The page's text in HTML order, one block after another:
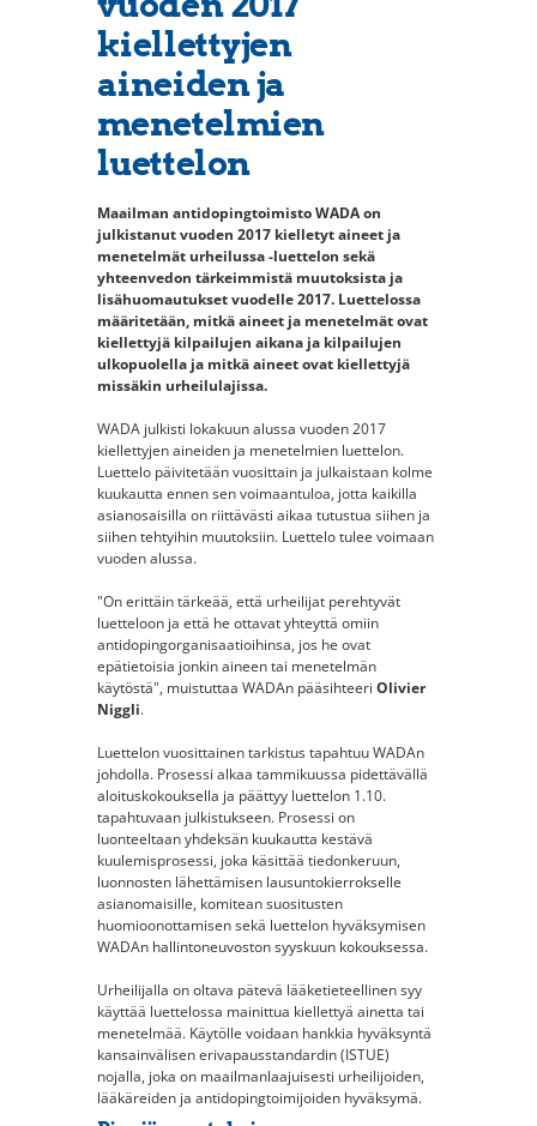
kiellettyjen
aineiden ja
menetelmien
luettelon
Maailman antidopingtoimisto WADA on
julkistanut vuoden 2017 kielletyt aineet ja
menetelmät urheilussa -luettelon sekä
yhteenvedon tärkeimmistä muutoksista ja
lisähuomautukset vuodelle 2017. Luettelossa
määritetään, mitkä aineet ja menetelmät ovat
kiellettyjä kilpailujen aikana ja kilpailujen
ulkopuolella ja mitkä aineet ovat kiellettyjä
missäkin urheilulajissa.
WADA julkisti lokakuun alussa vuoden 2017
kiellettyjen aineiden ja menetelmien luettelon.
Luettelo päivitetään vuosittain ja julkaistaan kolme
kuukautta ennen sen voimaantuloa, jotta kaikilla
asianosaisilla on riittävästi aikaa tutustua siihen ja
siihen tehtyihin muutoksiin. Luettelo tulee voimaan
vuoden alussa.
"On erittäin tärkeää, että urheilijat perehtyvät
luetteloon ja että he ottavat yhteyttä omiin
antidopingorganisaatioihinsa, jos he ovat
epätietoisia jonkin aineen tai menetelmän
käytöstä", muistuttaa WADAn pääsihteeri Olivier
Niggli.
Luettelon vuosittainen tarkistus tapahtuu WADAn
johdolla. Prosessi alkaa tammikuussa pidettävällä
aloituskokouksella ja päättyy luettelon 1.10.
tapahtuvaan julkistukseen. Prosessi on
luonteeltaan yhdeksän kuukautta kestävä
kuulemisprosessi, joka käsittää tiedonkeruun,
luonnosten lähettämisen lausuntokierrokselle
asianomaisille, komitean suositusten
huomioonottamisen sekä luettelon hyväksymisen
WADAn hallintoneuvoston syyskuun kokouksessa.
Urheilijalla on oltava pätevä lääketieteellinen syy
käyttää luettelossa mainittua kiellettyä ainetta tai
menetelmää. Käytölle voidaan hankkia hyväksyntä
kansainvälisen erivapausstandardin (ISTUE)
nojalla, joka on maailmanlaajuisesti urheilijoiden,
lääkäreiden ja antidopingtoimijoiden hyväksymä.